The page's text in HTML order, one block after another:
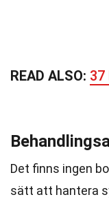
READ ALSO: 37
Det finns ingen
sätt att hantera